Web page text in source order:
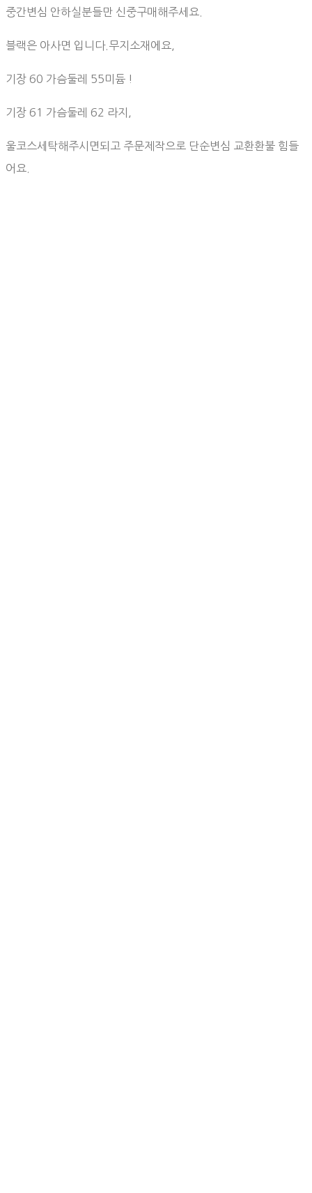
중간변심 안하실분들만 신중구매해주세요.
블랙은 아사면 입니다.무지소재에요,
기장 60 가슴둘레 55미듐 !
기장 61 가슴둘레 62 라지,
울코스세탁해주시면되고 주문제작으로 단순변심 교환환불 힘들
어요.